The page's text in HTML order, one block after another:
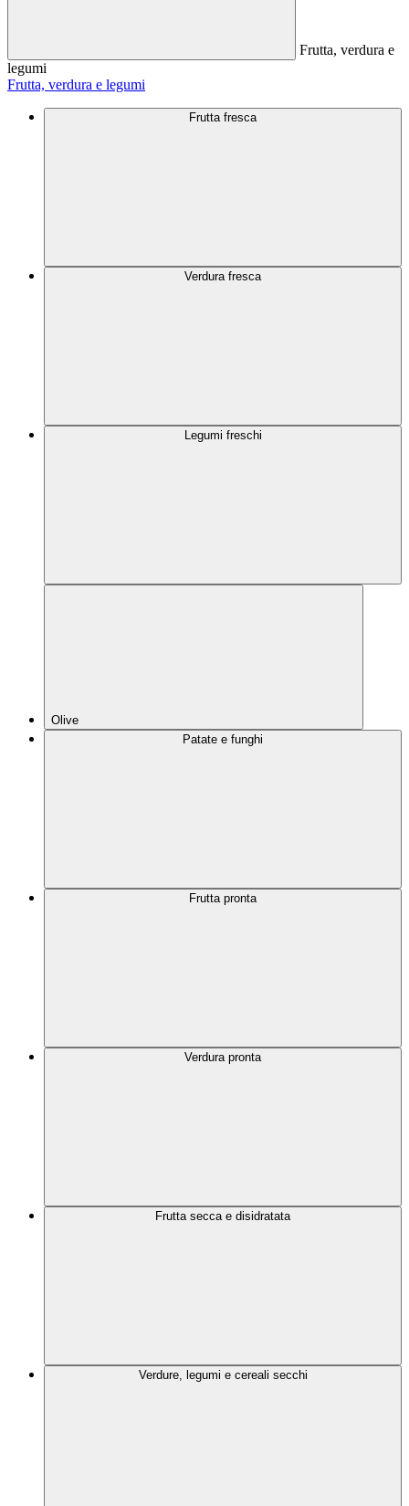
Frutta, verdura e
legumi
Frutta, verdura e legumi
Frutta fresca
Verdura fresca
Legumi freschi
Olive
Patate e funghi
Frutta pronta
Verdura pronta
Frutta secca e disidratata
Verdure, legumi e cereali secchi